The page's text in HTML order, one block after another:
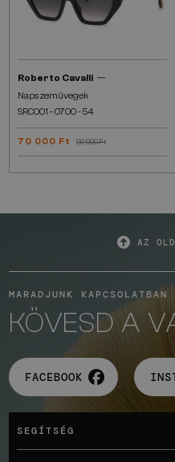
Roberto Cavalli —
Napszemüvegek
SRC001 - 0700 - 54
70 000 Ft 90 000 Ft
AZ
MARADJUNK KAPCSOLATBAN
KÖVESD A
FACEBOOK
SEGÍTSÉG